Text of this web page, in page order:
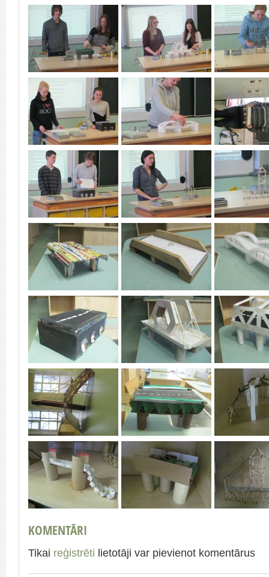
KOMENTĀRI
Tikai reģistrēti lietotāji var pievienot komentārus